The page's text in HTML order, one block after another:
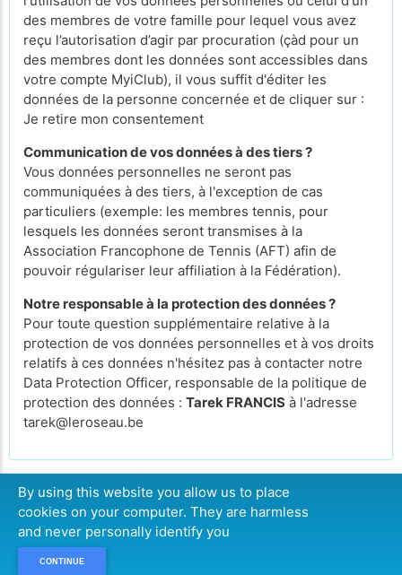
des membres de votre famille pour lequel vous avez
reçu l’autorisation d’agir par procuration (çàd pour un
des membres dont les données sont accessibles dans
votre compte MyiClub), il vous suffit d'éditer les
données de la personne concernée et de cliquer sur :
Je retire mon consentement
Communication de vos données à des tiers ?
Vous données personnelles ne seront pas
communiquées à des tiers, à l'exception de cas
particuliers (exemple: les membres tennis, pour
lesquels les données seront transmises à la
Association Francophone de Tennis (AFT) afin de
pouvoir régulariser leur affiliation à la Fédération).
Notre responsable à la protection des données ?
Pour toute question supplémentaire relative à la
protection de vos données personnelles et à vos droits
relatifs à ces données n'hésitez pas à contacter notre
Data Protection Officer, responsable de la politique de
protection des données : Tarek FRANCIS à l'adresse
tarek@leroseau.be
CONTINUER
By using this website you allow us to place
cookies on your computer. They are harmless
and never personally identify you
CONTINUE